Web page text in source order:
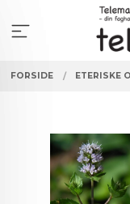
innholdet
FORSIDE ETERISKE